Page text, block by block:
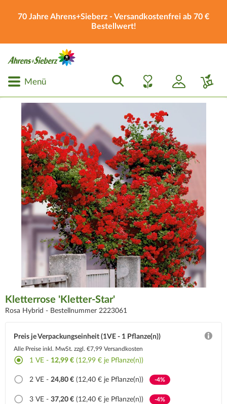
70 Jahre Ahrens+Sieberz - Versandkostenfrei ab 70 €
Bestellwert!
Menü
Kletterrose 'Kletter-Star'
Rosa Hybrid - Bestellnummer 2223061
Preis je Verpackungseinheit (1VE - 1 Pflanze(n))
Alle Preise inkl. MwSt. zzgl. €7,99 Versandkosten
1 VE - 12,99 € (12,99 € je Pflanze(n))
2 VE - 24,80 € (12,40 € je Pflanze(n)) -4%
3 VE - 37,20 € (12,40 € je Pflanze(n)) -4%